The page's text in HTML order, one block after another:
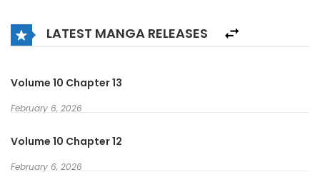
Di kota terbesar di dunia――Ibukota Kuning, yang terkuat
Orang yang meraih kemenangan di sana akan bertekad
untuk menjadi pahlawan.
menciptakan pahlawan berhala.
LATEST MANGA RELEASES
Volume 10 Chapter 13
February 6, 2026
Volume 10 Chapter 12
February 6, 2026